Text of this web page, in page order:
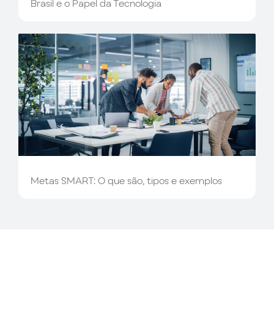
Brasil e o Papel da Tecnologia
Metas SMART: O que são, tipos e exemplos